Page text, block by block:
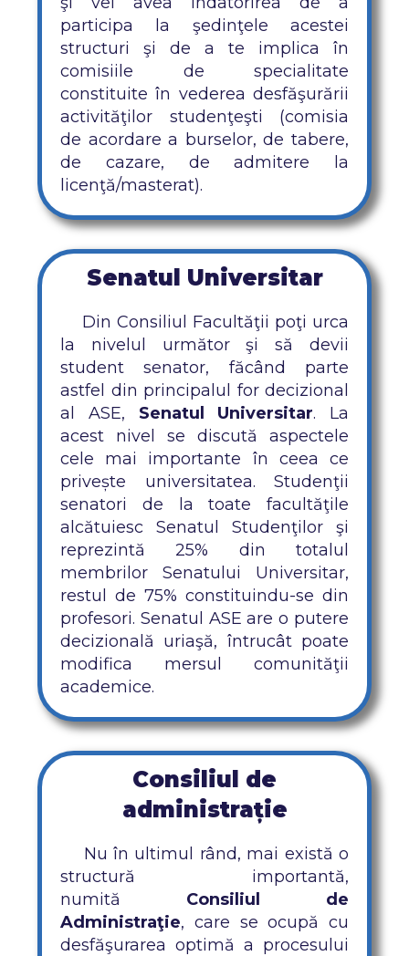
participa la şedinţele acestei
structuri şi de a te implica în
comisiile de specialitate
constituite în vederea desfăşurării
activităţilor studenţeşti (comisia
de acordare a burselor, de tabere,
de cazare, de admitere la
licenţă/masterat).
Senatul Universitar
Din Consiliul Facultăţii poţi urca
la nivelul următor şi să devii
student senator, făcând parte
astfel din principalul for decizional
al ASE, Senatul Universitar. La
acest nivel se discută aspectele
cele mai importante în ceea ce
privește universitatea. Studenţii
senatori de la toate facultăţile
alcătuiesc Senatul Studenţilor şi
reprezintă 25% din totalul
membrilor Senatului Universitar,
restul de 75% constituindu-se din
profesori. Senatul ASE are o putere
decizională uriaşă, întrucât poate
modifica mersul comunităţii
academice.
Consiliul de
administrație
Nu în ultimul rând, mai există o
structură importantă,
numită Consiliul de
Administraţie, care se ocupă cu
desfăşurarea optimă a procesului